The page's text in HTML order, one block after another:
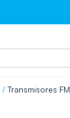
/ Transmisores FM